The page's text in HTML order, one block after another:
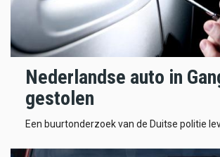
Nederlandse auto in
gestolen
Een buurtonderzoek van de Duitse politie